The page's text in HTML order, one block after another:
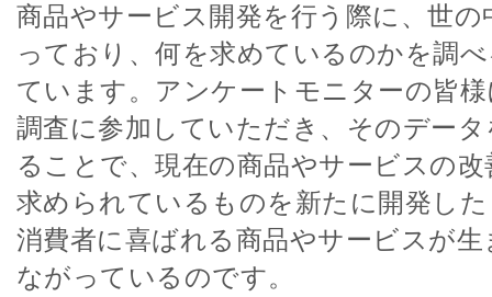
商品やサービス開発を行う際に、世
っており、何を求めているのかを調
ています。アンケートモニターの皆
調査に参加していただき、そのデー
ることで、現在の商品やサービスの
求められているものを新たに開発し
消費者に喜ばれる商品やサービスが
ながっているのです。